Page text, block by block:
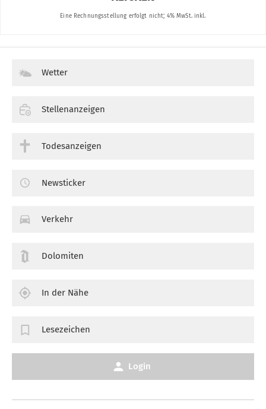
Wetter
Stellenanzeigen
Todesanzeigen
Newsticker
Verkehr
Dolomiten
In der Nähe
Lesezeichen
Login